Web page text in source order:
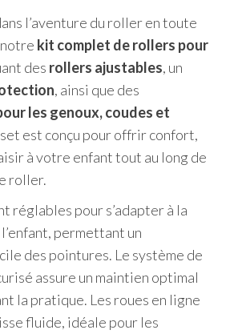
l’aventure du roller en toute
kit complet de rollers pour
des rollers ajustables, un
, ainsi que des
les genoux, coudes et
est conçu pour offrir confort,
à votre enfant tout au long de
roller.
réglables pour s’adapter à la
permettant un
des pointures. Le système de
assure un maintien optimal
la pratique. Les roues en ligne
fluide, idéale pour les